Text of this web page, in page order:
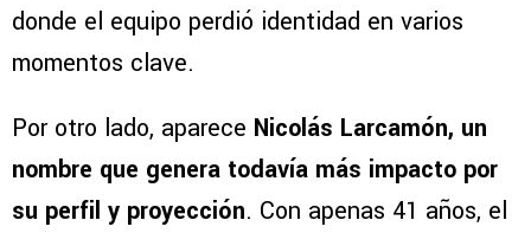
donde el equipo perdió identidad en varios
momentos clave.
Por otro lado, aparece Nicolás Larcamón, un
nombre que genera todavía más impacto por
su perfil y proyección. Con apenas 41 años, el